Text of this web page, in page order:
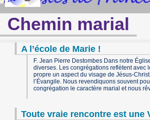
Chemin marial
A l’école de Marie !
F. Jean Pierre Destombes Dans notre
diverses. Les congrégations reflètent avec
propre un aspect du visage de Jésus-
l’Évangile. Nous revendiquons souvent
congrégation le caractère marial et nous
Toute vraie rencontre est une